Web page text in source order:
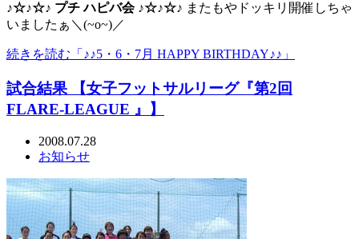
♪☆♪☆♪ プチ ハピバ会 ♪☆♪☆♪ またもやドッキリ開催しちゃ
いましたぁ＼(~o~)／
続きを読む「♪♪5・6・7月 HAPPY BIRTHDAY♪♪」
試合結果 【女子フットサルリーグ『第2回
FLARE-LEAGUE 』】
2008.07.28
お知らせ